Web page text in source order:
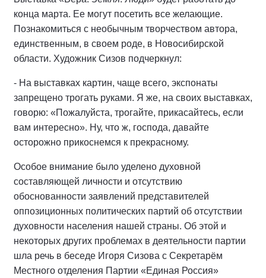
конца марта. Ее могут посетить все желающие.
Познакомиться с необычным творчеством автора,
единственным, в своем роде, в Новосибирской
области. Художник Сизов подчеркнул:
- На выставках картин, чаще всего, экспонаты
запрещено трогать руками. Я же, на своих выставках,
говорю: «Пожалуйста, трогайте, прикасайтесь, если
вам интересно». Ну, что ж, господа, давайте
осторожно прикоснемся к прекрасному.
Особое внимание было уделено духовной
составляющей личности и отсутствию
обоснованности заявлений представителей
оппозиционных политических партий об отсутствии
духовности населения нашей страны. Об этой и
некоторых других проблемах в деятельности партии
шла речь в беседе Игоря Сизова с Секретарём
Местного отделения Партии «Единая Россия»